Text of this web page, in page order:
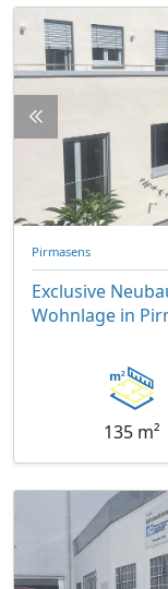
Pirmasens
Exclusive
Wohnlage in
135 m²